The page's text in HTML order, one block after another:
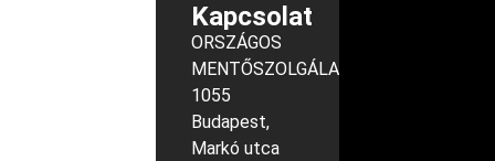
Kapcsolat
ORSZÁGOS
MENTŐSZOLGÁLAT
1055
Budapest,
Markó utca